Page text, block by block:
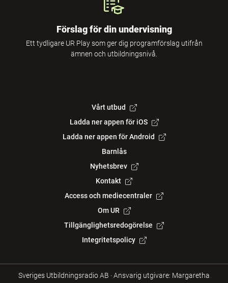
Förslag för din undervisning
Ett tydligare UR Play som ger dig programförslag utifrån
ämnen och utbildningsnivå.
Vårt utbud
Ladda ner appen för iOS
Ladda ner appen för Android
Barnlås
Nyhetsbrev
Kontakt
Access och mediecentraler
Om UR
Tillgänglighetsredogörelse
Integritetspolicy
Sveriges Utbildningsradio AB ·Ansvarig utgivare: Margaretha